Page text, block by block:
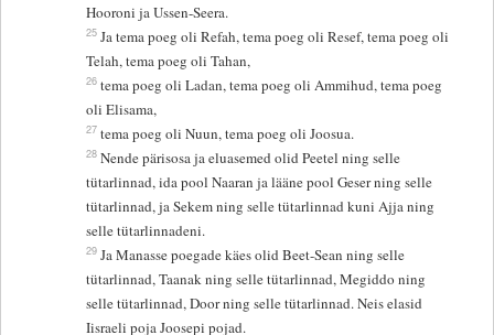
Hooroni ja Ussen-Seera.
25 Ja tema poeg oli Refah, tema poeg oli Resef, tema poeg oli
Telah, tema poeg oli Tahan,
26 tema poeg oli Ladan, tema poeg oli Ammihud, tema poeg
oli Elisama,
27 tema poeg oli Nuun, tema poeg oli Joosua.
28 Nende pärisosa ja eluasemed olid Peetel ning selle
tütarlinnad, ida pool Naaran ja lääne pool Geser ning selle
tütarlinnad, ja Sekem ning selle tütarlinnad kuni Ajja ning
selle tütarlinnadeni.
29 Ja Manasse poegade käes olid Beet-Sean ning selle
tütarlinnad, Taanak ning selle tütarlinnad, Megiddo ning
selle tütarlinnad, Door ning selle tütarlinnad. Neis elasid
Iisraeli poja Joosepi pojad.